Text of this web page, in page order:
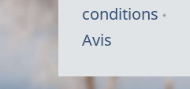
conditions
Avis